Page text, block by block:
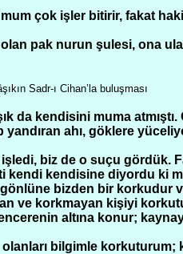
çok işler bitirir, fakat
olan pak nurun şulesi, ona
Sadr-ı Cihan’la buluşması
da kendisini muma
yandıran ahı, göklere
biz de o suçu gördük.
kendi kendisine diyordu ki
bizden bir korkudur
ve korkmayan kişiyi
altına konur;
bilgimle korkuturum;